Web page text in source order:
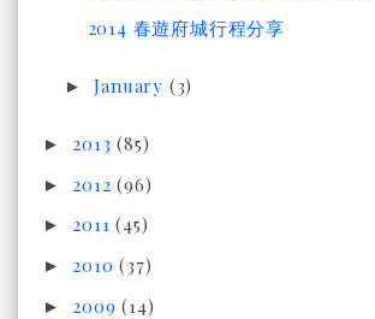
2014 春遊府城行程分享
►January (3)
► 2013(85)
► 2012(96)
► 2011(45)
► 2010(37)
► 2009(14)